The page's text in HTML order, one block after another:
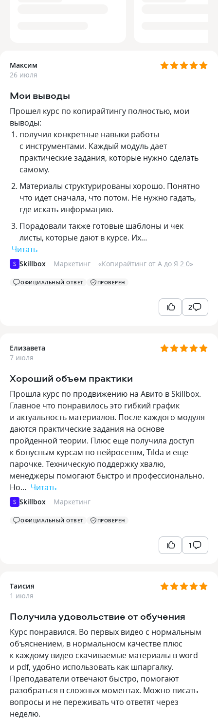
Максим
26 июля
Мои выводы
Прошел курс по копирайтингу полностью, мои
выводы:
получил конкретные навыки работы
с инструментами. Каждый модуль дает
практические задания, которые нужно сделать
самому.
Материалы структурированы хорошо. Понятно
что идет сначала, что потом. Не нужно гадать,
где искать информацию.
Порадовали также готовые шаблоны и чек
листы, которые дают в курсе. Их…
Читать
Skillbox Маркетинг «Копирайтинг от А до Я 2.0»
ОФИЦИАЛЬНЫЙ ОТВЕТ ПРОВЕРЕН
2
Елизавета
7 июля
Хороший объем практики
Прошла курс по продвижению на Авито в Skillbox.
Главное что понравилось это гибкий график
и актуальность материалов. После каждого модуля
даются практические задания на основе
пройденной теории. Плюс еще получила доступ
к бонусным курсам по нейросетям, Tilda и еще
парочке. Техническую поддержку хвалю,
менеджеры помогают быстро и профессионально.
Но… Читать
Skillbox Маркетинг
ОФИЦИАЛЬНЫЙ ОТВЕТ ПРОВЕРЕН
1
Таисия
1 июля
Получила удовольствие от обучения
Курс понравился. Во первых видео с нормальным
объяснением, в нормальносм качестве плюс
к каждому видео скачиваемые материалы в word
и pdf, удобно использовать как шпаргалку.
Преподаватели отвечают быстро, помогают
разобраться в сложных моментах. Можно писать
вопросы и не переживать что ответят через
неделю.